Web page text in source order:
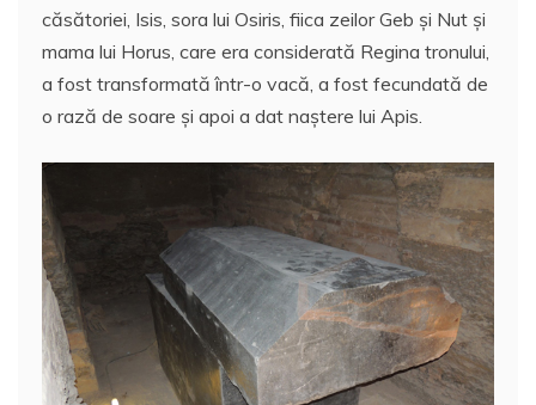
căsătoriei, Isis, sora lui Osiris, fiica zeilor Geb şi Nut şi
mama lui Horus, care era considerată Regina tronului,
a fost transformată într-o vacă, a fost fecundată de
o rază de soare şi apoi a dat naştere lui Apis.